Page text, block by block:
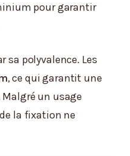
pour garantir
sa polyvalence. Les
, ce qui garantit une
Malgré un usage
la fixation ne